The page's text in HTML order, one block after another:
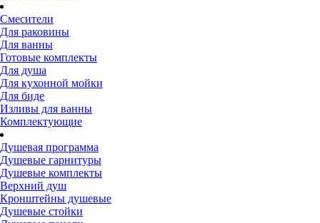
Смесители
Для раковины
Для ванны
Готовые комплекты
Для душа
Для кухонной мойки
Для биде
Изливы для ванны
Комплектующие
Душевая программа
Душевые гарнитуры
Душевые комплекты
Верхний душ
Кронштейны душевые
Душевые стойки